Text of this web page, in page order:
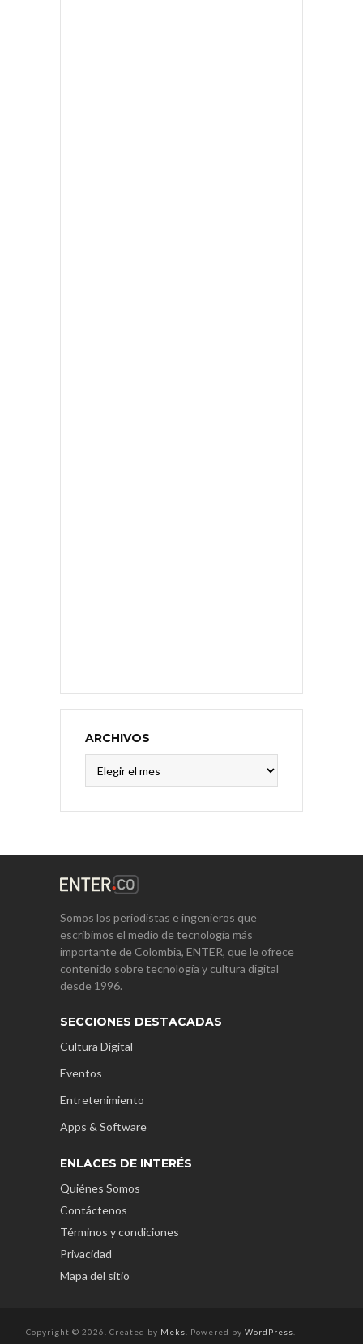
ARCHIVOS
Somos los periodistas e ingenieros que
escribimos el medio de tecnología más
importante de Colombia, ENTER, que le ofrece
contenido sobre tecnología y cultura digital
desde 1996.
SECCIONES DESTACADAS
Cultura Digital
Eventos
Entretenimiento
Apps & Software
ENLACES DE INTERÉS
Quiénes Somos
Contáctenos
Términos y condiciones
Privacidad
Mapa del sitio
Copyright © 2026. Created by Meks . Powered by WordPress